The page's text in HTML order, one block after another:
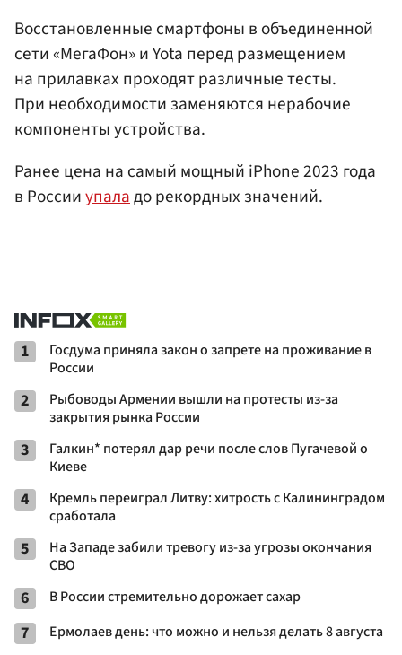
Восстановленные смартфоны в объединенной
сети «МегаФон» и Yota перед размещением
на прилавках проходят различные тесты.
При необходимости заменяются нерабочие
компоненты устройства.
Ранее цена на самый мощный iPhone 2023 года
в Россииупаладо рекордных значений.
1
Госдума приняла закон о запрете на проживание в
России
2
Рыбоводы Армении вышли на протесты из-за
закрытия рынка России
3
Галкин* потерял дар речи после слов Пугачевой о
Киеве
4
Кремль переиграл Литву: хитрость с Калининградом
сработала
5
На Западе забили тревогу из-за угрозы окончания
СВО
6 В России стремительно дорожает сахар
7 Ермолаев день: что можно и нельзя делать 8 августа